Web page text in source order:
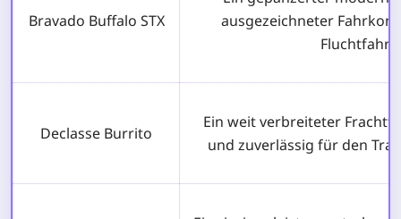
Bravado Buffalo STX
ausgezeichneter
Declasse Burrito
Ein weit verbreiteter
und zuverlässig für den